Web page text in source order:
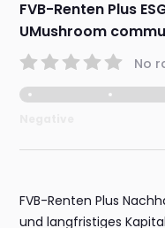
FVB-Renten Plus
UMushroom
No
FVB-Renten Plus
und langfristiges